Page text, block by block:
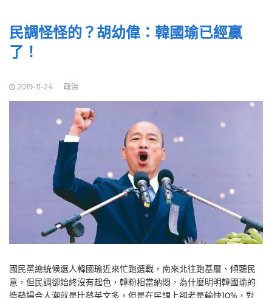
民調怪怪的？胡幼偉：韓國瑜已經贏
了！
2019-11-24 政治
國民黨總統候選人韓國瑜近來忙跑選戰，南來北往跑基層、傾聽民
意，但民調卻始終沒有起色，韓粉相當納悶，為什麼明明韓國瑜的
造勢場合人潮就是比蔡英文多，但是在民調上卻老是輸快10%，對